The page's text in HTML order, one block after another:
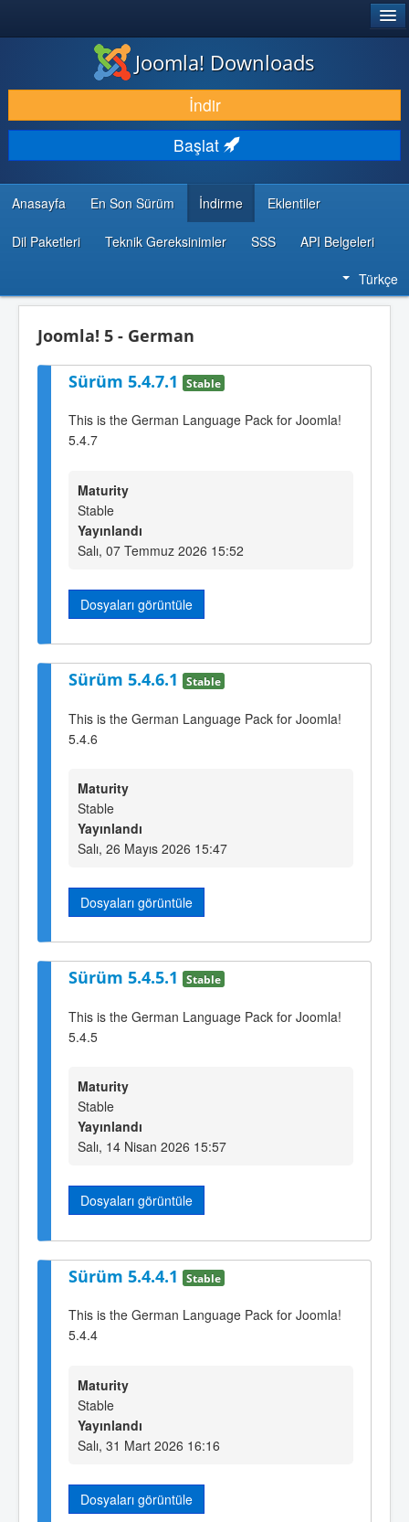
İNDIR & GENIŞLET
KEŞFET & ÖĞREN
TOPLULUK & DESTEK
GELIŞTIRICI KAYNAKLARI
Joomla! Downloads
İndir
Başlat
Anasayfa En Son Sürüm İndirme Eklentiler
Dil Paketleri Teknik Gereksinimler SSS API Belgeleri
Türkçe
Joomla! 5 - German
Sürüm 5.4.7.1 Stable
This is the German Language Pack for Joomla!
5.4.7
Maturity
Stable
Yayınlandı
Salı, 07 Temmuz 2026 15:52
Dosyaları görüntüle
Sürüm 5.4.6.1 Stable
This is the German Language Pack for Joomla!
5.4.6
Maturity
Stable
Yayınlandı
Salı, 26 Mayıs 2026 15:47
Dosyaları görüntüle
Sürüm 5.4.5.1 Stable
This is the German Language Pack for Joomla!
5.4.5
Maturity
Stable
Yayınlandı
Salı, 14 Nisan 2026 15:57
Dosyaları görüntüle
Sürüm 5.4.4.1 Stable
This is the German Language Pack for Joomla!
5.4.4
Maturity
Stable
Yayınlandı
Salı, 31 Mart 2026 16:16
Dosyaları görüntüle